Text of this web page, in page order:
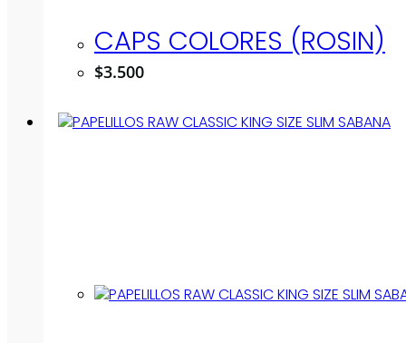
CAPS COLORES (ROSIN)
$3.500